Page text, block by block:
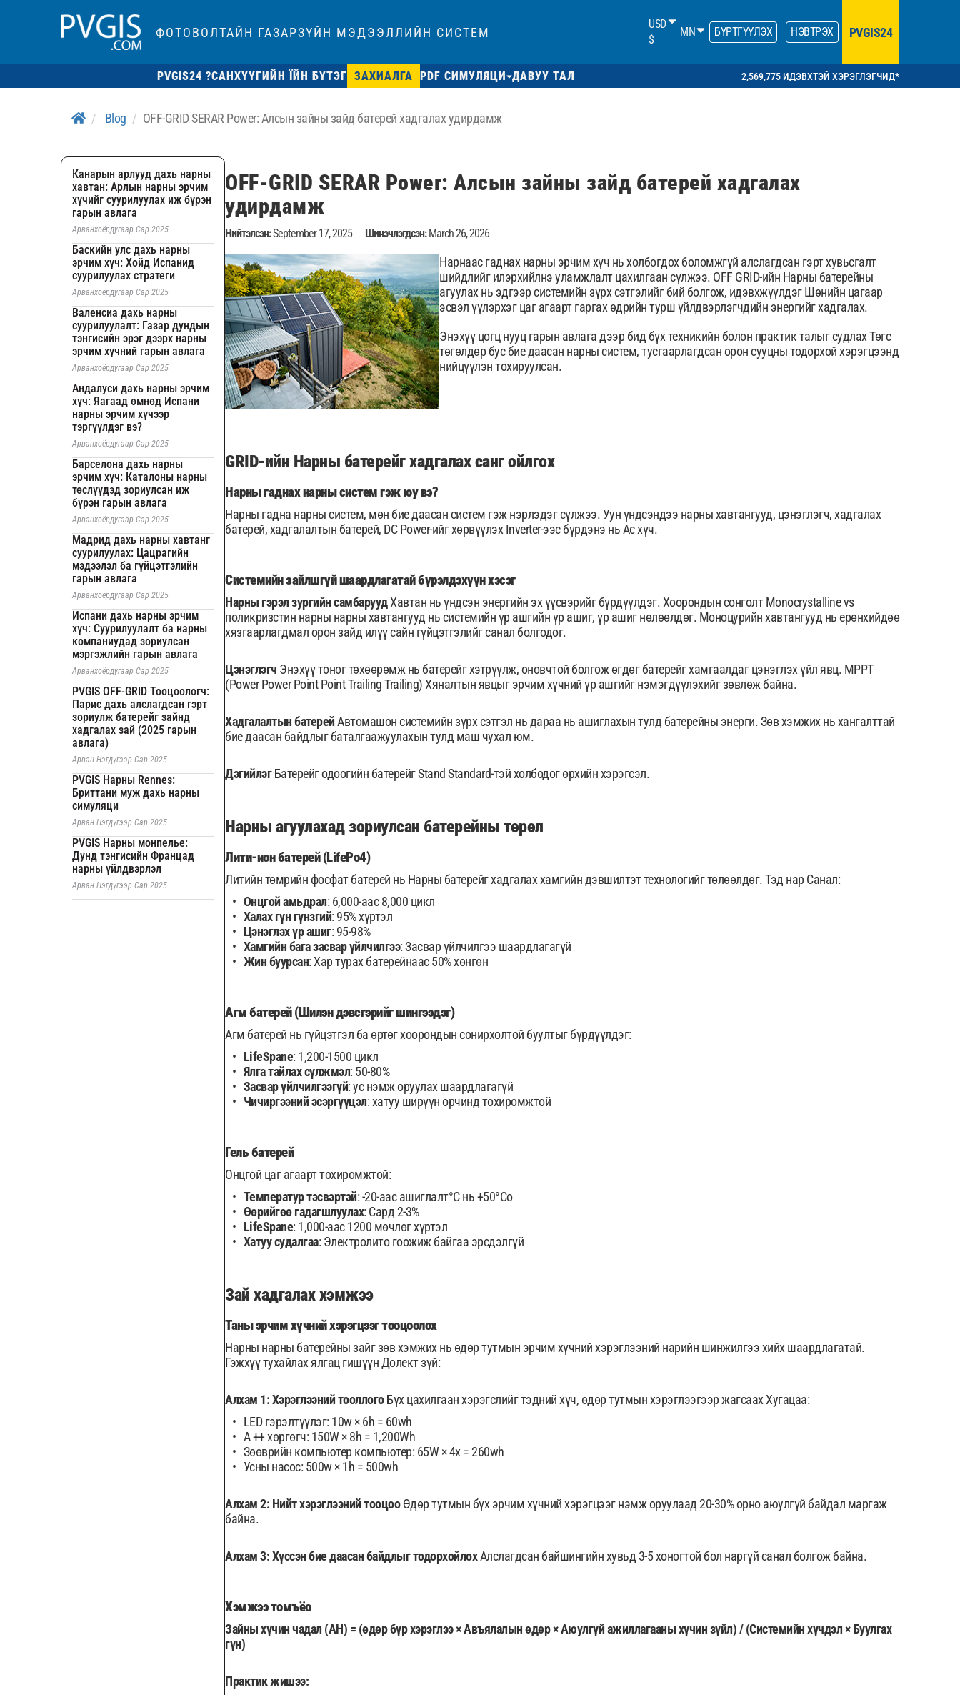
ФОТОВОЛТАЙН ГАЗАРЗҮЙН МЭДЭЭЛЛИЙН СИСТЕМ
USD
$
MN БҮРТГҮҮЛЭХ НЭВТРЭХ PVGIS24
PVGIS24 ?САНХҮҮГИЙН ЇЙН БҮТЭГ ЗАХИАЛГА PDF СИМУЛЯЦИ ДАВУУ ТАЛ 2,569,775 ИДЭВХТЭЙ ХЭРЭГЛЭГЧИД*
Blog OFF-GRID SERAR Power: Алсын зайны зайд батерей хадгалах удирдамж
Канарын арлууд дахь нарны
хавтан: Арлын нарны эрчим
хүчийг суурилуулах иж бүрэн
гарын авлага
Арванхоёрдугаар Сар 2025
Баскийн улс дахь нарны
эрчим хүч: Хойд Испанид
суурилуулах стратеги
Арванхоёрдугаар Сар 2025
Валенсиа дахь нарны
суурилуулалт: Газар дундын
тэнгисийн эрэг дээрх нарны
эрчим хүчний гарын авлага
Арванхоёрдугаар Сар 2025
Андалуси дахь нарны эрчим
хүч: Яагаад өмнөд Испани
нарны эрчим хүчээр
тэргүүлдэг вэ?
Арванхоёрдугаар Сар 2025
Барселона дахь нарны
эрчим хүч: Каталоны нарны
төслүүдэд зориулсан иж
бүрэн гарын авлага
Арванхоёрдугаар Сар 2025
Мадрид дахь нарны хавтанг
суурилуулах: Цацрагийн
мэдээлэл ба гүйцэтгэлийн
гарын авлага
Арванхоёрдугаар Сар 2025
Испани дахь нарны эрчим
хүч: Суурилуулалт ба нарны
компаниудад зориулсан
мэргэжлийн гарын авлага
Арванхоёрдугаар Сар 2025
PVGIS OFF-GRID Тооцоологч:
Парис дахь алслагдсан гэрт
зориулж батерейг зайнд
хадгалах зай (2025 гарын
авлага)
Арван Нэгдүгээр Сар 2025
PVGIS Нарны Rennes:
Бриттани муж дахь нарны
симуляци
Арван Нэгдүгээр Сар 2025
PVGIS Нарны монпелье:
Дунд тэнгисийн Францад
нарны үйлдвэрлэл
Арван Нэгдүгээр Сар 2025
OFF-GRID SERAR Power: Алсын зайны зайд батерей хадгалах
удирдамж
Нийтэлсэн:September 17, 2025 Шинэчлэгдсэн: March 26, 2026
Нарнаас гаднах нарны эрчим хүч нь холбогдох боломжгүй алслагдсан гэрт хувьсгалт
шийдлийг илэрхийлнэ уламжлалт цахилгаан сүлжээ. OFF GRID-ийн Нарны батерейны
агуулах нь эдгээр системийн зүрх сэтгэлийг бий болгож, идэвхжүүлдэг Шөнийн цагаар
эсвэл үүлэрхэг цаг агаарт гаргах өдрийн турш үйлдвэрлэгчдийн энергийг хадгалах.
Энэхүү цогц нууц гарын авлага дээр бид бүх техникийн болон практик талыг судлах Төгс
төгөлдөр бус бие даасан нарны систем, тусгаарлагдсан орон сууцны тодорхой хэрэгцээнд
нийцүүлэн тохируулсан.
GRID-ийн Нарны батерейг хадгалах санг ойлгох
Нарны гаднах нарны систем гэж юу вэ?
Нарны гадна нарны систем, мөн бие даасан систем гэж нэрлэдэг сүлжээ. Уун үндсэндээ нарны хавтангууд, цэнэглэгч, хадгалах
батерей, хадгалалтын батерей, DC Power-ийг хөрвүүлэх Inverter-ээс бүрдэнэ нь Ac хүч.
Системийн зайлшгүй шаардлагатай бүрэлдэхүүн хэсэг
Нарны гэрэл зургийн самбаруудХавтан нь үндсэн энергийн эх үүсвэрийг бүрдүүлдэг. Хоорондын сонголт Monocrystalline vs
поликризстин нарны нарны хавтангууд нь системийн үр ашгийн үр ашиг, үр ашиг нөлөөлдөг. Моноцурийн хавтангууд нь ерөнхийдөө
хязгаарлагдмал орон зайд илүү сайн гүйцэтгэлийг санал болгодог.
Цэнэглэгч Энэхүү тоног төхөөрөмж нь батерейг хэтрүүлж, оновчтой болгож өгдөг батерейг хамгаалдаг цэнэглэх үйл явц. MPPT
(Power Power Point Point Trailing Trailing) Хяналтын явцыг эрчим хүчний үр ашгийг нэмэгдүүлэхийг зөвлөж байна.
Хадгалалтын батерейАвтомашон системийн зүрх сэтгэл нь дараа нь ашиглахын тулд батерейны энерги. Зөв хэмжих нь хангалттай
бие даасан байдлыг баталгаажуулахын тулд маш чухал юм.
ДэгийлэгБатерейг одоогийн батерейг Stand Standard-тэй холбодог өрхийн хэрэгсэл.
Нарны агуулахад зориулсан батерейны төрөл
Лити-ион батерей (LifePo4)
Литийн төмрийн фосфат батерей нь Нарны батерейг хадгалах хамгийн дэвшилтэт технологийг төлөөлдөг. Тэд нар Санал:
Онцгой амьдрал: 6,000-аас 8,000 цикл
Халах гүн гүнзгий: 95% хүртэл
Цэнэглэх үр ашиг: 95-98%
Хамгийн бага засвар үйлчилгээ: Засвар үйлчилгээ шаардлагагүй
Жин буурсан: Хар турах батерейнаас 50% хөнгөн
Агм батерей (Шилэн дэвсгэрийг шингээдэг)
Агм батерей нь гүйцэтгэл ба өртөг хоорондын сонирхолтой буултыг бүрдүүлдэг:
LifeSpane: 1,200-1500 цикл
Ялга тайлах сүлжмэл: 50-80%
Засвар үйлчилгээгүй: ус нэмж оруулах шаардлагагүй
Чичиргээний эсэргүүцэл: хатуу ширүүн орчинд тохиромжтой
Гель батерей
Онцгой цаг агаарт тохиромжтой:
Температур тэсвэртэй: -20-аас ашиглалт°C нь +50°Со
Өөрийгөө гадагшлуулах: Сард 2-3%
LifeSpane: 1,000-аас 1200 мөчлөг хүртэл
Хатуу судалгаа: Электролито гоожиж байгаа эрсдэлгүй
Зай хадгалах хэмжээ
Таны эрчим хүчний хэрэгцээг тооцоолох
Нарны нарны батерейны зайг зөв хэмжих нь өдөр тутмын эрчим хүчний хэрэглээний нарийн шинжилгээ хийх шаардлагатай.
Гэжхүү тухайлах ялгац гишүүн Долект зүй:
Алхам 1: Хэрэглээний тооллогоБүх цахилгаан хэрэгслийг тэдний хүч, өдөр тутмын хэрэглээгээр жагсаах Хугацаа:
LED гэрэлтүүлэг: 10w × 6h = 60wh
A ++ хөргөгч: 150W × 8h = 1,200Wh
Зөөврийн компьютер компьютер: 65W × 4х = 260wh
Усны насос: 500w × 1h = 500wh
Алхам 2: Нийт хэрэглээний тооцооӨдөр тутмын бүх эрчим хүчний хэрэгцээг нэмж оруулаад 20-30% орно аюулгүй байдал маргаж
байна.
Алхам 3: Хүссэн бие даасан байдлыг тодорхойлохАлслагдсан байшингийн хувьд 3-5 хоногтой бол наргүй санал болгож байна.
Хэмжээ томъёо
Зайны хүчин чадал (AH) = (өдөр бүр хэрэглээ × Авъялалын өдөр × Аюулгүй ажиллагааны хүчин зүйл) / (Системийн хүчдэл × Буулгах
гүн)
Практик жишээ: